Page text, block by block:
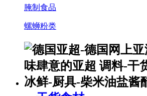
腌制食品
螺蛳粉类